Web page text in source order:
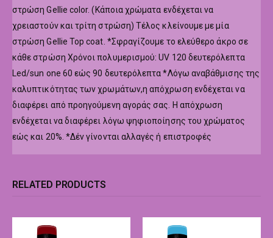
στρώση Gellie color. (Κάποια χρώματα ενδέχεται να
χρειαστούν και τρίτη στρώση) Τέλος κλείνουμε με μία
στρώση Gellie Top coat. *Σφραγίζουμε το ελεύθερο άκρο σε
κάθε στρώση Χρόνοι πολυμερισμού: UV 120 δευτερόλεπτα
Led/sun one 60 εώς 90 δευτερόλεπτα *Λόγω αναβάθμισης της
καλυπτικότητας των χρωμάτων,η απόχρωση ενδέχεται να
διαφέρει από προηγούμενη αγοράς σας. Η απόχρωση
ενδέχεται να διαφέρει λόγω ψηφιοποίησης του χρώματος
εώς και 20%. *Δέν γίνονται αλλαγές ή επιστροφές
RELATED PRODUCTS